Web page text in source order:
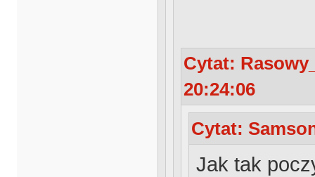
Cytat:
20:24:06
Cytat:
Jak tak